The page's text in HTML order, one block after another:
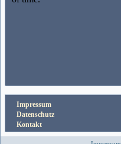
Impressum
Datenschutz
Kontakt